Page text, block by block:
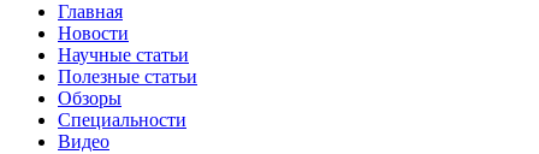
Главная
Новости
Научные статьи
Полезные статьи
Обзоры
Специальности
Видео